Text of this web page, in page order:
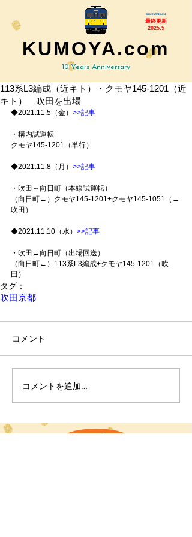
Since 2015.6.1
最終更新
2025.5
KUMOYA.com
10 Years Anniversary
113系L3編成（近キト）・クモヤ145-1201（近
キト） 吹田を出場
◆2021.11.5（金） >>記事
・構内試運転
クモヤ145-1201（単行）
◆2021.11.8（月） >>記事
・吹田～向日町（本線試運転）
（向日町←）クモヤ145-1201+クモヤ145-1051（→
吹田）
◆2021.11.10（水） >>記事
・吹田→向日町（出場回送）
（向日町←）113系L3編成+クモヤ145-1201（吹
田）
タグ：
吹田京都
コメント
コメントを追加…